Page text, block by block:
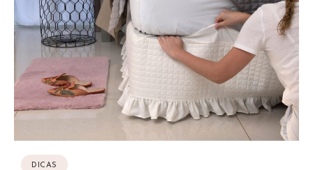
DICAS